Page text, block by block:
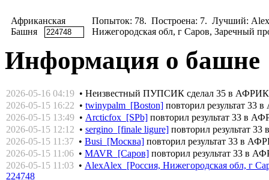
Африканская
Башня
Попыток: 78. Построена: 7. Лучший:
Нижегородская обл, г Саров, Заречный
Информация о башне
2026-05-16 04:19 • Неизвестный ПУПСИК сделал 35 в
2026-05-15 16:22 • twinypalm [Boston] повторил результат
2026-05-15 13:49 • Arcticfox [SPb] повторил результат 33
2026-05-15 12:12 • sergino [finale ligure] повторил
2026-05-15 11:37 • Busi [Москва] повторил результат 33 в
2026-05-15 11:06 • MAVR [Саров] повторил результат 33
2026-05-15 11:03 • AlexAlex [Россия, Нижегородская обл, г
224748